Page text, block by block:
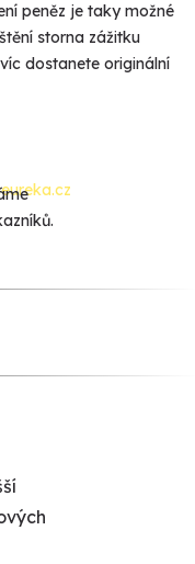
peněz je taky možné
storna zážitku
dostanete originální